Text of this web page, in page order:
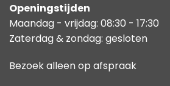
Openingstijden
Maandag - vrijdag: 08:30 - 17:30
Zaterdag & zondag: gesloten
Bezoek alleen op afspraak